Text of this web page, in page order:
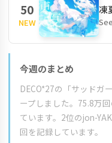
50
NEW
凍
今週のまとめ
DECO*27の「サッドガ
ープしました。75.8万
ています。2位のjon-
回を記録しています。